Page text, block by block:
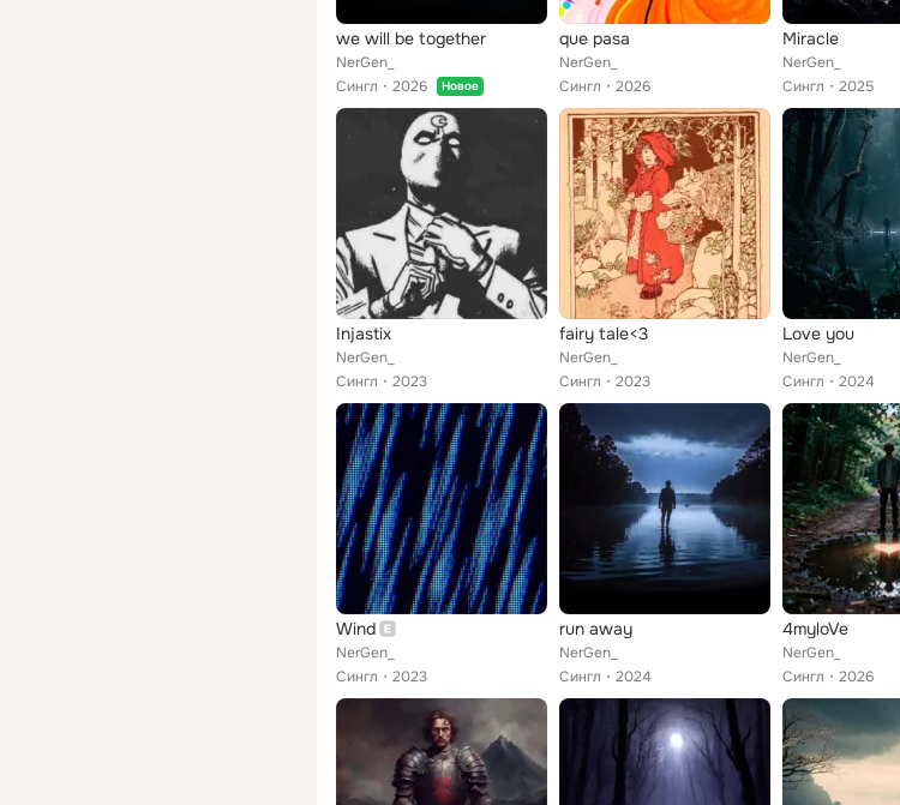
we will be together
NerGen_
Сингл
2026 Новое
que pasa
NerGen_
Сингл
2026
Miracle
NerGen_
Сингл
2025
Injastix
NerGen_
Сингл
2023
fairy tale<3
NerGen_
Сингл
2023
Love you
NerGen_
Сингл
2024
Wind
NerGen_
Сингл
2023
run away
NerGen_
Сингл
2024
4myloVe
NerGen_
Сингл
2026